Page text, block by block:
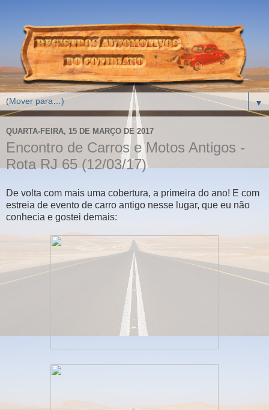
▼
QUARTA-FEIRA, 15 DE MARÇO DE 2017
Encontro de Carros e Motos Antigos -
Rota RJ 65 (12/03/17)
De volta com mais uma cobertura, a primeira do ano! E com
estreia de evento de carro antigo nesse lugar, que eu não
conhecia e gostei demais: